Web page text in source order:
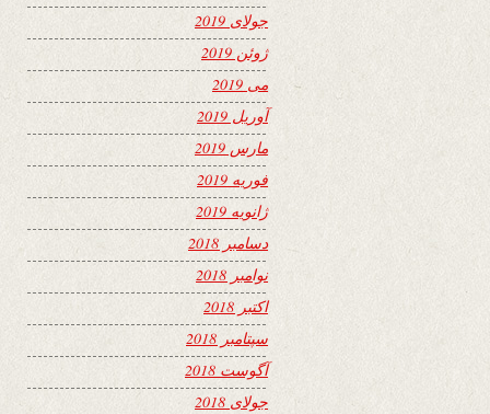
جولای 2019
ژوئن 2019
می 2019
آوریل 2019
مارس 2019
فوریه 2019
ژانویه 2019
دسامبر 2018
نوامبر 2018
اکتبر 2018
سپتامبر 2018
آگوست 2018
جولای 2018